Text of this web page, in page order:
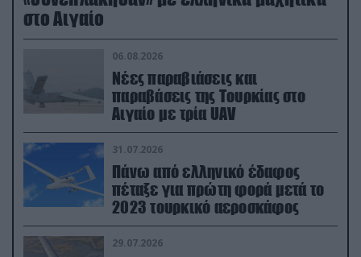
στο Αιγαίο
06.08.2026
Νέες παραβιάσεις και
παραβάσεις της Τουρκίας στο
Αιγαίο με τρία UAV
31.07.2026
Πάνω από ελληνικό έδαφος
πέταξε για πρώτη φορά μετά το
2023 τουρκικό αεροσκάφος
29.07.2026